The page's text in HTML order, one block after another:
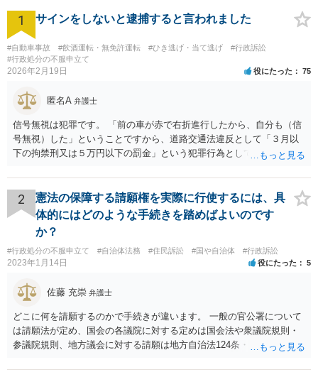
1 サインをしないと逮捕すると言われました
#自動車事故 #飲酒運転・無免許運転 #ひき逃げ・当て逃げ
#行政訴訟
#行政処分の不服申立て
2026年2月19日 役にたった 75
匿名A 弁護士
信号無視は犯罪です。 「前の車が赤で右折進行したから、自分も（信
号無視）した」ということですから、道路交通法違反として「３月以
下の拘禁刑又は５万円以下の罰金」という犯罪行為として処罰される
ようとしまいと現行犯逮捕できるわけです。 そこを、「サインをしな
いと逮捕する」というのは、「現行犯逮捕して刑事処分（罰金でも前
科になる）にできるが、認めてサインすれば反則処理（何千円程度の
反則金があっても前科にならない）ですませてあげる」という意味で
す。 あなたはこの警察官を非難するのではなく、感謝すべきというこ
とです。 警察官の「こんな事を言うのだったら免許証返した方がい
い」との発言ですが、実際「前の車が赤で右折進行したから、自分も
（信号無視）した」というあなたと同じ考えの人が運転をしている公
道は、きちんと交通ルールを守っている人や歩行者らにとってとても
納してほしいと思うのが社会の大勢です。 実際「交通違反を繰り返せ
ば免許停止や取消（強制返納）になる」のはそういうことです。 たま
たま（あなたにとって）いい警察官にあたったことをきっかけに、む
2
憲法の保障する請願権を実際に行使するには、具
体的にはどのような手続きを踏めばよいのです
か？
#行政処分の不服申立て #自治体法務 #住民訴訟 #国や自治体 #行政訴訟
2023年1月14日 役にたった 5
佐藤 充崇 弁護士
どこに何を請願するのかで手続きが違います。 一般の官公署について
は請願法が定め、国会の各議院に対する定めは国会法や衆議院規則・
参議院規則、地方議会に対する請願は地方自治法124条・125条が定め
スムースかと思います。